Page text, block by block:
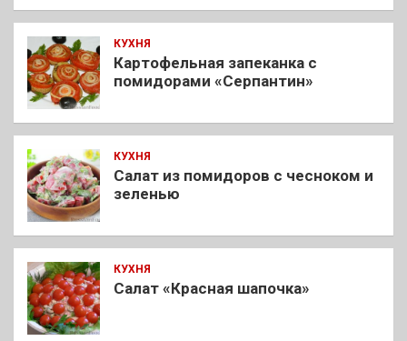
КУХНЯ
Картофельная запеканка с
помидорами «Серпантин»
КУХНЯ
Салат из помидоров с чесноком и
зеленью
КУХНЯ
Салат «Красная шапочка»